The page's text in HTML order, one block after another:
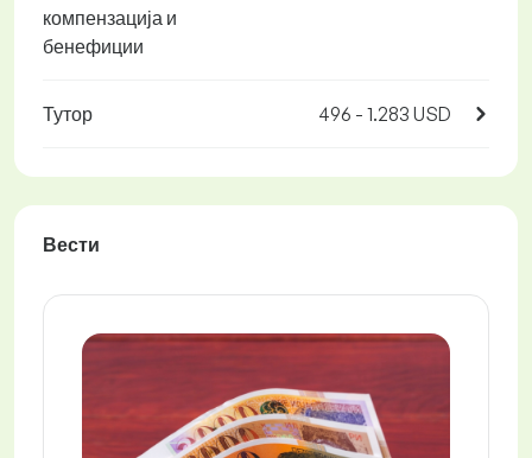
компензација и
бенефиции
Тутор 496 - 1.283 USD
Вести